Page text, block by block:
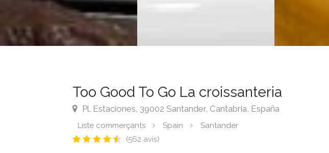
Too Good To Go La croissanteria
Pl. Estaciones, 39002 Santander, Cantabria, España
Liste commerçants Spain
Santander
(562 avis)